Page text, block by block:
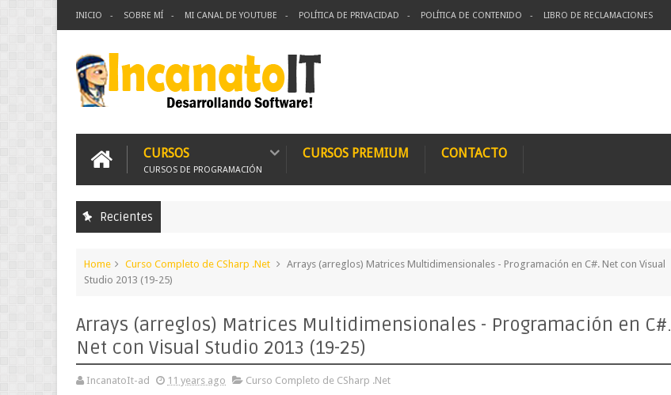
INICIO SOBRE MÍ MI CANAL DE YOUTUBE POLÍTICA DE PRIVACIDAD POLÍTICA DE CONTENIDO LIBRO DE RECLAMACIONES
CURSOS
CURSOS DE PROGRAMACIÓN
CURSOS PREMIUM CONTACTO
Recientes
Home Curso Completo de CSharp .Net
Arrays (arreglos) Matrices Multidimensionales - Programación en C#. Net con Visual
Studio 2013 (19-25)
Arrays (arreglos) Matrices Multidimensionales - Programación en C#.
Net con Visual Studio 2013 (19-25)
IncanatoIt-ad 11 years ago Curso Completo de CSharp .Net